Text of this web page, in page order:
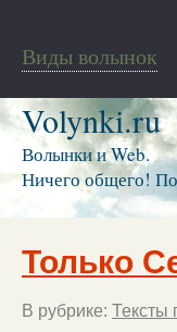
Виды волынок
Volynki.ru
Волынки и Web.
Ничего общего!
Только
В рубрике: Тексты